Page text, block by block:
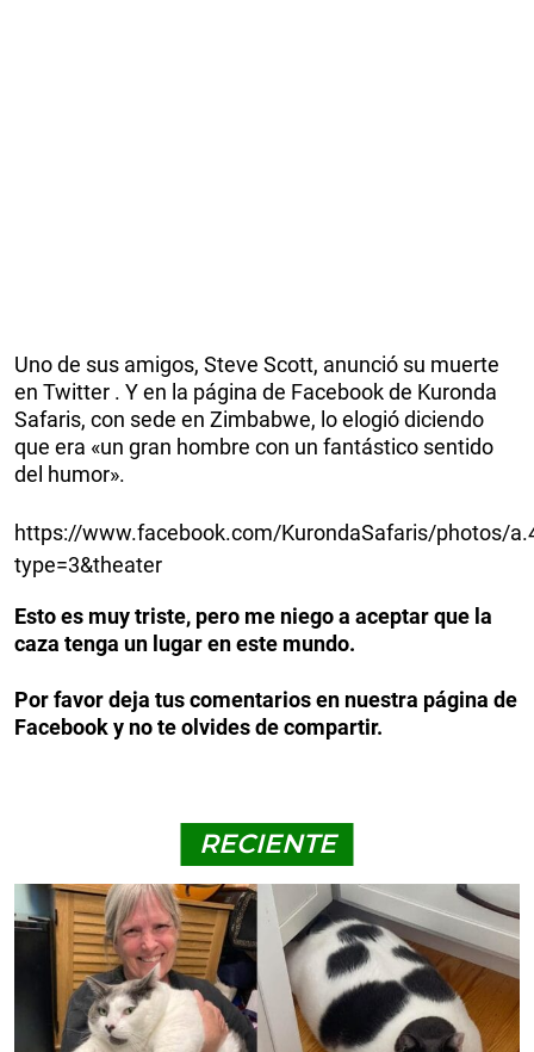
Uno de sus amigos, Steve Scott, anunció su muerte
en Twitter . Y en la página de Facebook de Kuronda
Safaris, con sede en Zimbabwe, lo elogió diciendo
que era «un gran hombre con un fantástico sentido
del humor».
https://www.facebook.com/KurondaSafaris/photos/
type=3&theater
Esto es muy triste, pero me niego a aceptar que la
caza tenga un lugar en este mundo.
Por favor deja tus comentarios en nuestra página de
Facebook y no te olvides de compartir.
RECIENTE